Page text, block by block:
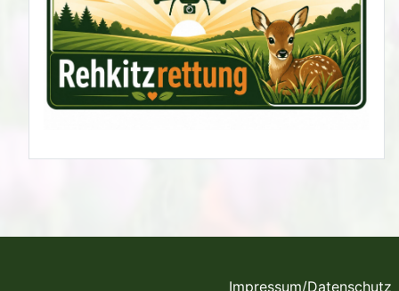
Impressum/Datenschutz